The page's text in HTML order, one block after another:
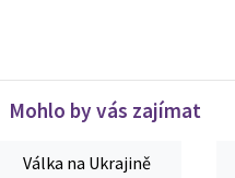
Mohlo by vás zajímat
Válka na Ukrajině